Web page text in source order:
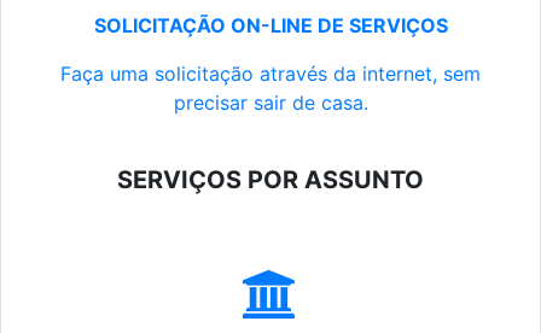
SOLICITAÇÃO ON-LINE DE SERVIÇOS
Faça uma solicitação através da internet, sem
precisar sair de casa.
SERVIÇOS POR ASSUNTO